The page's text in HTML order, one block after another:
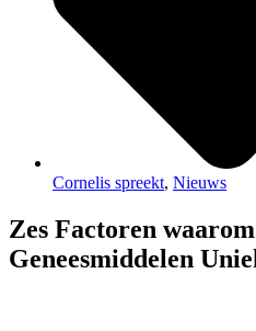
Cornelis spreekt, Nieuws
Zes Factoren
Geneesmiddelen